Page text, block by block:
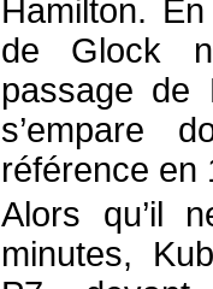
Hamilton.
de Glock
passage de
s’empare
référence en
Alors qu’il
minutes,